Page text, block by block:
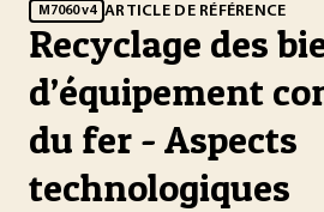
M7060 v4 ARTICLE DE RÉFÉRENCE
Recyclage des
d’équipement
du fer - Aspects
technologiques